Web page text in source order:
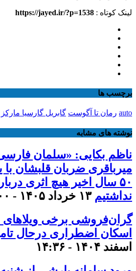
لینک کوتاه : https://jayed.ir/?p=1538
برچسب ها
auto رمان تا آگوست گابریل گارسیا مارکز
نوشته های مشابه
ناظم بکایی: «سلمان
میرباقری ضربان قلبشان
۵۰ سال اخیر هیچ اثری
نداشتیم ۱۳ خرداد ۱۴۰۵ - ۱۵:۰۰
گران‌فروشی برخی
اسکان اضطراری درحال
اسفند ۱۴۰۴ - ۱۴:۳۶